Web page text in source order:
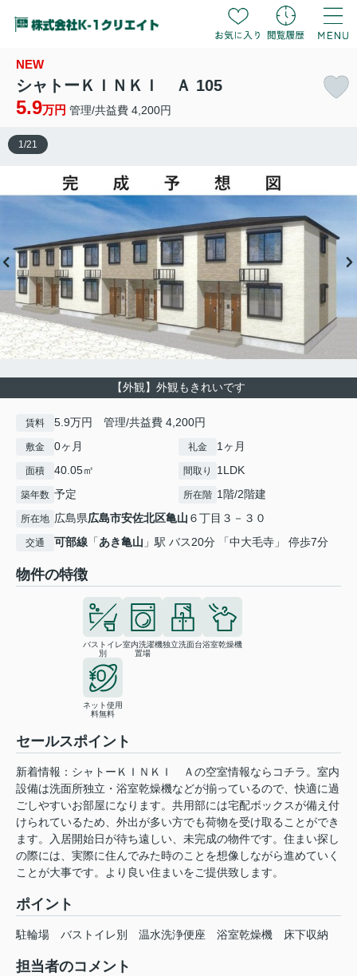
NEW
シャトーＫＩＮＫＩ Ａ 105
5.9万円 管理/共益費 4,200円
【外観】外観もきれいです
1 /21
賃料 5.9万円 管理/共益費 4,200円
敷金 0ヶ月 礼金 1ヶ月
面積 40.05㎡ 間取り 1LDK
築年数 予定 所在階 1階/2階建
所在地 広島県広島市安佐北区亀山 ６丁目３－３０
交通 可部線 「あき亀山 」駅 バス20分 「中大毛寺」 停歩7分
物件の特徴
バストイレ
別
室内洗濯機
置場
独立洗面台浴室乾燥機
ネット使用
料無料
セールスポイント
新着情報：シャトーＫＩＮＫＩ Ａの空室情報ならコチラ。室内
設備は洗面所独立・浴室乾燥機などが揃っているので、快適に過
ごしやすいお部屋になります。共用部には宅配ボックスが備え付
けられているため、外出が多い方でも荷物を受け取ることができ
ます。入居開始日が待ち遠しい、未完成の物件です。住まい探し
の際には、実際に住んでみた時のことを想像しながら進めていく
ことが大事です。より良い住まいをご提供致します。
ポイント
駐輪場 バストイレ別 温水洗浄便座 浴室乾燥機 床下収納
担当者のコメント